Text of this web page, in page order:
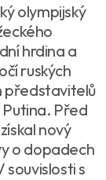
olympijský
hrdina a
ruských
představitelů
Před
nový
o dopadech
souvislosti s